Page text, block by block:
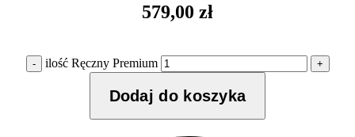
579,00 zł
ilość Ręczny Premium
Dodaj do koszyka